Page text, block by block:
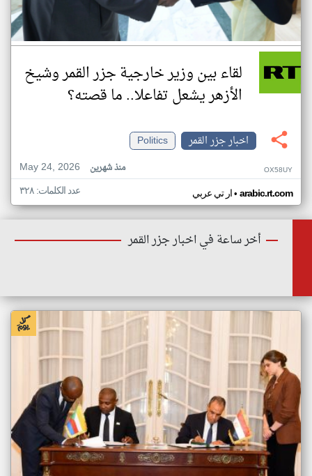
لقاء بين وزير خارجية جزر القمر وشيخ
الأزهر يشعل تفاعلا.. ما قصته؟
اخبار جزر القمر
Politics
May 24, 2026
منذ شهرين OX58UY
ار تي عربي• arabic.rt.com عدد الكلمات: ٣٢٨
أخر ساعة في اخبار جزر القمر